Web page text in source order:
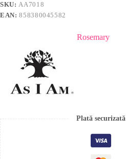
SKU:AA7018
EAN:858380045582
Rosemary
Plată securizată